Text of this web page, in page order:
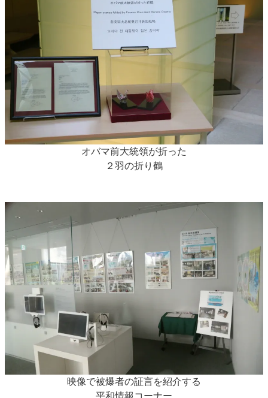
オバマ前大統領が折った
２羽の折り鶴
映像で被爆者の証言を紹介する
平和情報コーナー